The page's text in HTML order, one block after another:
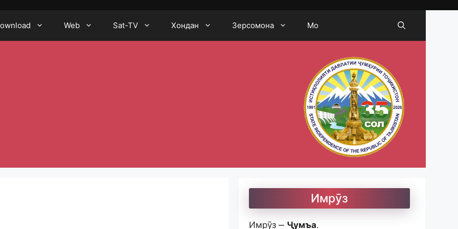
Web Sat-TV Хондан Зерсомона Мо
Имрӯз
Имрӯз ‒ Ҷумъа.